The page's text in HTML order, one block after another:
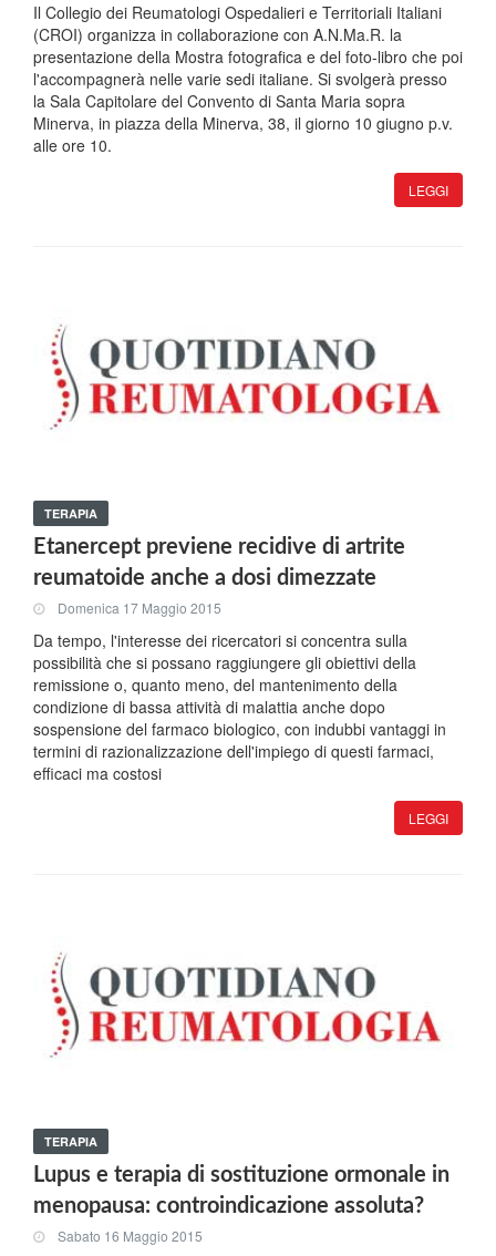
Il Collegio dei Reumatologi Ospedalieri e Territoriali Italiani
(CROI) organizza in collaborazione con A.N.Ma.R. la
presentazione della Mostra fotografica e del foto-libro che poi
l'accompagnerà nelle varie sedi italiane. Si svolgerà presso
la Sala Capitolare del Convento di Santa Maria sopra
Minerva, in piazza della Minerva, 38, il giorno 10 giugno p.v.
alle ore 10.
LEGGI
TERAPIA
Etanercept previene recidive di artrite
reumatoide anche a dosi dimezzate
Domenica 17 Maggio 2015
Da tempo, l'interesse dei ricercatori si concentra sulla
possibilità che si possano raggiungere gli obiettivi della
remissione o, quanto meno, del mantenimento della
condizione di bassa attività di malattia anche dopo
sospensione del farmaco biologico, con indubbi vantaggi in
termini di razionalizzazione dell'impiego di questi farmaci,
efficaci ma costosi
LEGGI
TERAPIA
Lupus e terapia di sostituzione ormonale in
menopausa: controindicazione assoluta?
Sabato 16 Maggio 2015